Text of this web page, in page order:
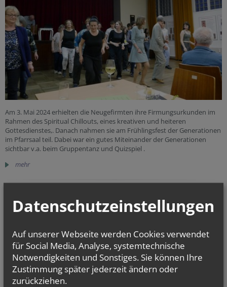
Am 3. Mai 2024 erhielten die Neugefirmten ihre Firmungsurkunden im
Rahmen des Spiritual Chillouts, eines kreativen und heiteren
Gottesdienstes,. Danach nahmen sie am Frühlingsfest der Generationen
im Pfarrsaal teil. Dabei war ein gutes Miteinander der Generationen
sichtbar v.a. beim Gruppentanz und Quizspiel .
mehr
05. März
2024
Datenschutzeinstellungen
Auf unserer Webseite werden Cookies verwendet
für Social Media, Analyse, systemtechnische
Notwendigkeiten und Sonstiges. Sie können Ihre
Zustimmung später jederzeit ändern oder
zurückziehen.